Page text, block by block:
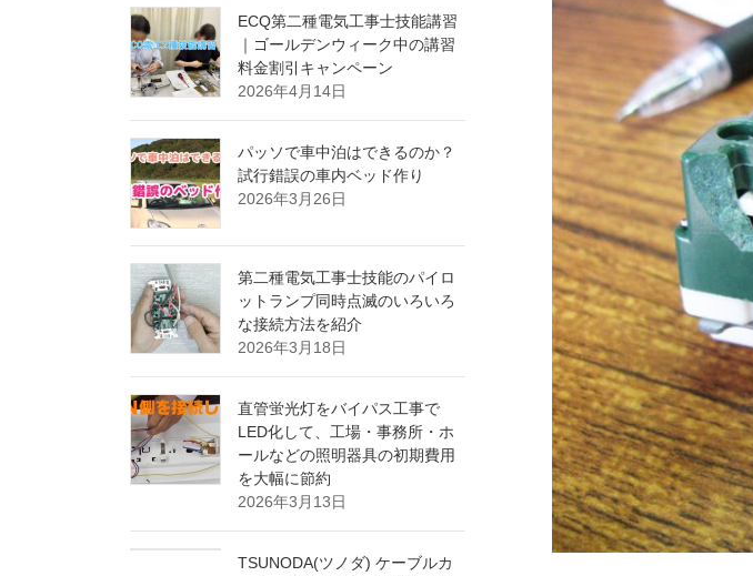
ECQ第二種電気工事士技能講習
｜ゴールデンウィーク中の講習
料金割引キャンペーン
2026年4月14日
パッソで車中泊はできるのか？
試行錯誤の車内ベッド作り
2026年3月26日
第二種電気工事士技能のパイロ
ットランプ同時点滅のいろいろ
な接続方法を紹介
2026年3月18日
直管蛍光灯をバイパス工事で
LED化して、工場・事務所・ホ
ールなどの照明器具の初期費用
を大幅に節約
2026年3月13日
TSUNODA(ツノダ) ケーブルカ